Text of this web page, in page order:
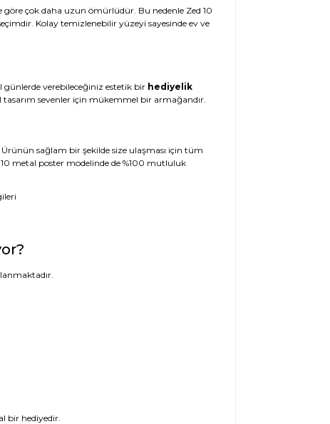
göre çok daha uzun ömürlüdür. Bu nedenle Zed 10
Kolay temizlenebilir yüzeyi sayesinde ev ve
günlerde verebileceğiniz estetik bir hediyelik
tasarım sevenler için mükemmel bir armağandır.
sağlam bir şekilde size ulaşması için tüm
metal poster modelinde de %100 mutluluk
bir hediyedir.